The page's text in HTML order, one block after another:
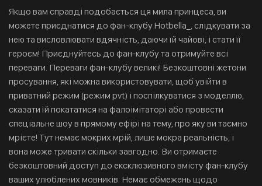
Якщо вам справді подобається ця мила принцеса, ви
можете приєднатися до фан-клубу Hotbella_, слідкувати за
нею та висловлювати вдячність, даючи їй чайові, і стати її
героєм! Приєднуйтесь до фан-клубу та отримуйте всі
переваги. Переваги фан-клубу великі! Безкоштовні жетони
просування, які можна використовувати, щоб увійти в
приватний режим (режим pvt) і поспілкуватися з моделлю,
сказати їй покататися на фалоімітаторі або провести
спеціальне шоу в прямому ефірі на тему, про яку ви таємно
мрієте! Тут немає мокрих мрій, лише мокра реальність, і
вона може тривати скільки завгодно. Ви отримаєте
безкоштовний доступ до ексклюзивного вмісту фан-клубу
ваших улюблених мовників. Немає обмежень щодо